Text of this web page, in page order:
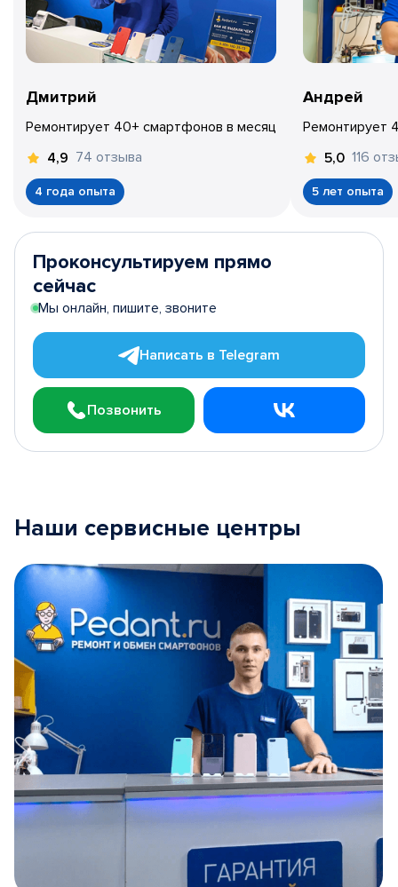
Дмитрий
Ремонтирует 40+ смартфонов в месяц
4,9 74 отзыва
4 года опыта
Андрей
Ремонтирует
5,0 116
5 лет опыта
Проконсультируем прямо
сейчас
Мы онлайн, пишите, звоните
Написать в Telegram
Позвонить
Наши сервисные центры